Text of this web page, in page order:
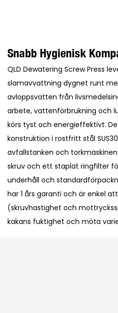
Snabb Hygienisk
QLD Dewatering Screw Press
slamavvattning dygnet runt
avloppsvatten från
arbete, vattenförbrukning och
körs tyst och energieffektivt.
konstruktion i rostfritt stål
avfallstanken och
skruv och ett staplat ringfilter
underhåll och
har 1 års garanti och är enkel
(skruvhastighet och
kakans fuktighet och möta